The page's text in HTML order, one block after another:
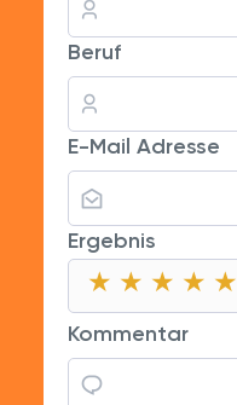
Beruf
E-Mail Adresse
Ergebnis
★
★ ★
★ ★ ★
★ ★ ★ ★
★ ★ ★ ★ ★
Kommentar